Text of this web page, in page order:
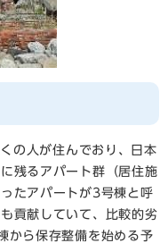
の人が住んでおり、日本
残るアパート群（居住施
たアパートが3号棟と呼
貢献していて、比較的劣
から保存整備を始める予